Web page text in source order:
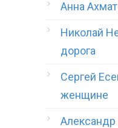
Анна
Николай
дорога
Сергей
женщине